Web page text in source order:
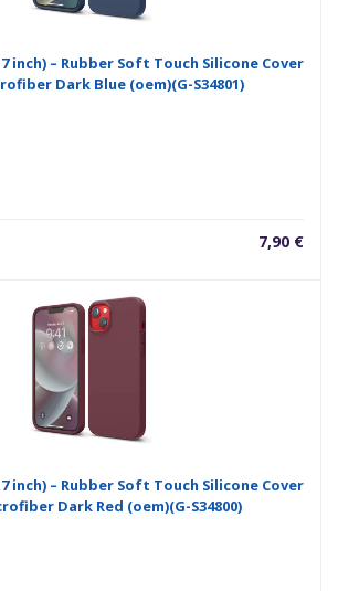
inch) – Rubber Soft Touch Silicone Cover
Dark Blue (oem)(G-S34801)
7,90 €
inch) – Rubber Soft Touch Silicone Cover
Dark Red (oem)(G-S34800)